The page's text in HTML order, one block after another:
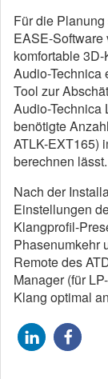
Für die
EASE-
komfortable
Audio-Technica
Tool zur
Audio-Technica
benötigte
ATLK-EXT165)
berechnen lässt.
Nach der
Einstellungen
Klangprofil-
Phasenumkehr
Remote des
Manager (für
Klang optimal